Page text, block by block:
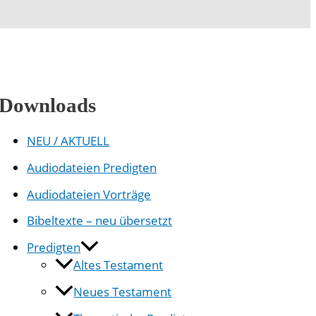
NEU / AKTUELL
Audiodateien Predigten
Audiodateien Vorträge
Bibeltexte – neu übersetzt
Predigten
Altes Testament
Neues Testament